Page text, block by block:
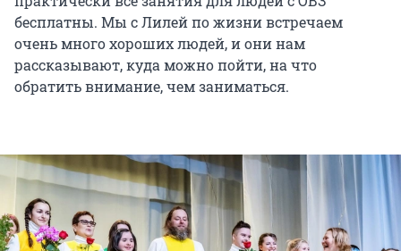
бесплатны. Мы с Лилей по жизни встречаем
очень много хороших людей, и они нам
рассказывают, куда можно пойти, на что
обратить внимание, чем заниматься.